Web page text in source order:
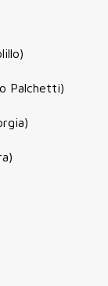
Palchetti)